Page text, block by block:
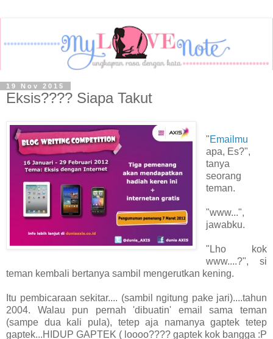
19 Nov 2015
Eksis???? Siapa Takut
"Emailmu
apa, Es?",
tanya
seorang
teman.
"www...",
jawabku.
"Lho kok
www....?", si
teman kembali bertanya sambil mengerutkan kening.
Itu pembicaraan sekitar.... (sambil ngitung pake jari)....tahun
2004. Walau pun pernah 'dibuatin' email sama teman
(sampe dua kali pula), tetep aja namanya gaptek tetep
gaptek...HIDUP GAPTEK ( loooo???? gaptek kok bangga :P